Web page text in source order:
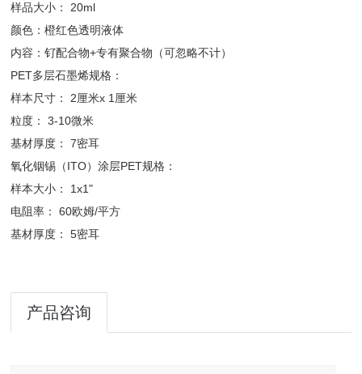
样品大小： 20ml
颜色：橙红色透明液体
内容：钌配合物+专有聚合物（可忽略不计）
PET多层石墨烯规格：
样本尺寸： 2厘米x 1厘米
粒度： 3-10微米
基材厚度： 7密耳
氧化铟锡（ITO）涂层PET规格：
样本大小： 1x1"
电阻率： 60欧姆/平方
基材厚度： 5密耳
产品咨询